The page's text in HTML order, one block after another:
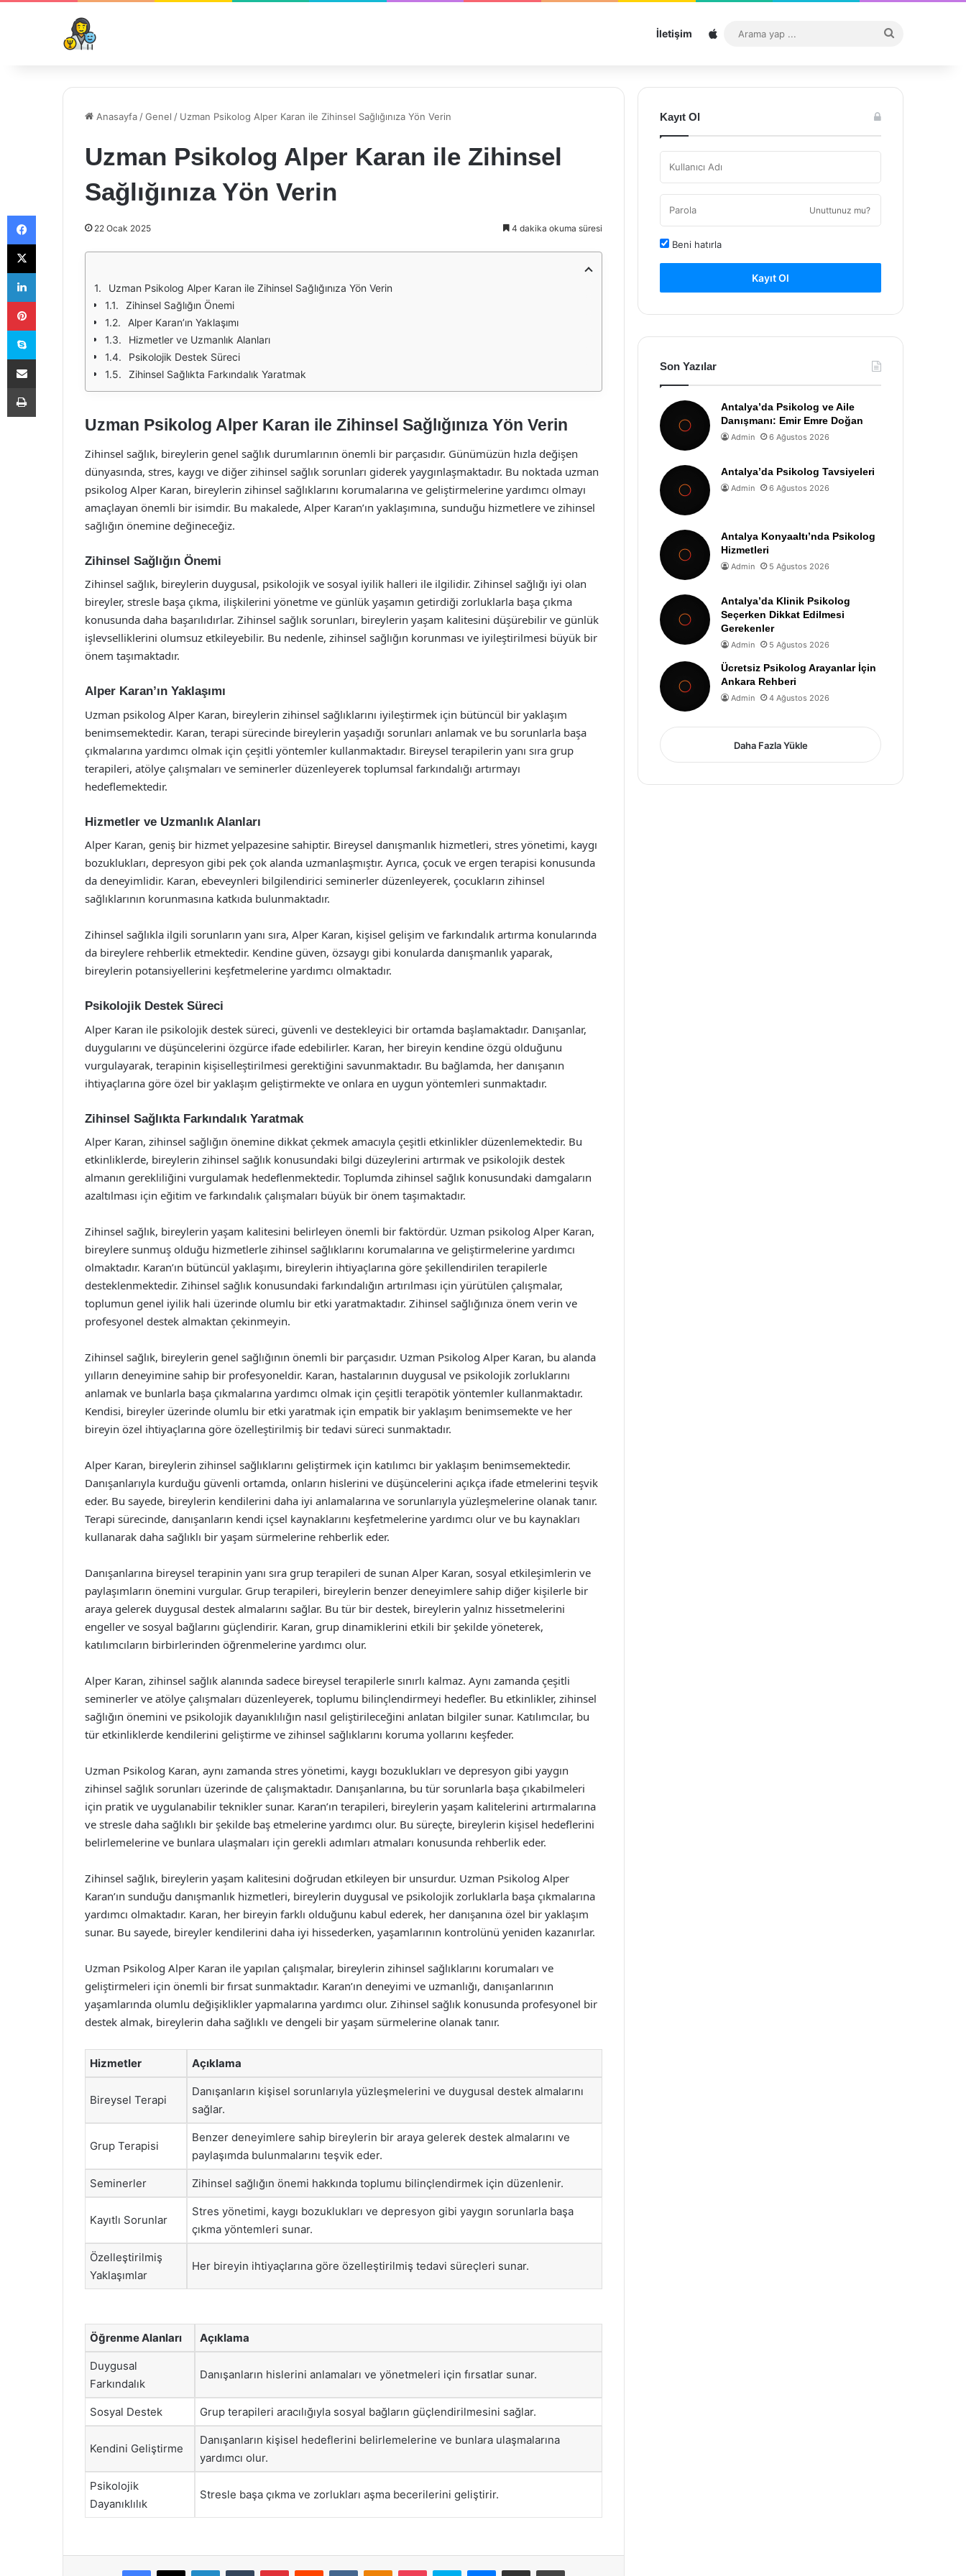
İletişim Sitemap
...
Anasayfa /Genel / Uzman Psikolog Alper Karan ile Zihinsel Sağlığınıza Yön Verin
Uzman Psikolog Alper Karan ile Zihinsel
Sağlığınıza Yön Verin
22 Ocak 2025 4 dakika okuma süresi
Uzman Psikolog Alper Karan ile Zihinsel Sağlığınıza Yön Verin
Zihinsel Sağlığın Önemi
Alper Karan’ın Yaklaşımı
Hizmetler ve Uzmanlık Alanları
Psikolojik Destek Süreci
Zihinsel Sağlıkta Farkındalık Yaratmak
Uzman Psikolog Alper Karan ile Zihinsel Sağlığınıza Yön Verin
Zihinsel sağlık, bireylerin genel sağlık durumlarının önemli bir parçasıdır. Günümüzün hızla değişen
dünyasında, stres, kaygı ve diğer zihinsel sağlık sorunları giderek yaygınlaşmaktadır. Bu noktada uzman
psikolog Alper Karan, bireylerin zihinsel sağlıklarını korumalarına ve geliştirmelerine yardımcı olmayı
amaçlayan önemli bir isimdir. Bu makalede, Alper Karan’ın yaklaşımına, sunduğu hizmetlere ve zihinsel
sağlığın önemine değineceğiz.
Zihinsel Sağlığın Önemi
Zihinsel sağlık, bireylerin duygusal, psikolojik ve sosyal iyilik halleri ile ilgilidir. Zihinsel sağlığı iyi olan
bireyler, stresle başa çıkma, ilişkilerini yönetme ve günlük yaşamın getirdiği zorluklarla başa çıkma
konusunda daha başarılıdırlar. Zihinsel sağlık sorunları, bireylerin yaşam kalitesini düşürebilir ve günlük
işlevselliklerini olumsuz etkileyebilir. Bu nedenle, zihinsel sağlığın korunması ve iyileştirilmesi büyük bir
önem taşımaktadır.
Alper Karan’ın Yaklaşımı
Uzman psikolog Alper Karan, bireylerin zihinsel sağlıklarını iyileştirmek için bütüncül bir yaklaşım
benimsemektedir. Karan, terapi sürecinde bireylerin yaşadığı sorunları anlamak ve bu sorunlarla başa
çıkmalarına yardımcı olmak için çeşitli yöntemler kullanmaktadır. Bireysel terapilerin yanı sıra grup
terapileri, atölye çalışmaları ve seminerler düzenleyerek toplumsal farkındalığı artırmayı
hedeflemektedir.
Hizmetler ve Uzmanlık Alanları
Alper Karan, geniş bir hizmet yelpazesine sahiptir. Bireysel danışmanlık hizmetleri, stres yönetimi, kaygı
bozuklukları, depresyon gibi pek çok alanda uzmanlaşmıştır. Ayrıca, çocuk ve ergen terapisi konusunda
da deneyimlidir. Karan, ebeveynleri bilgilendirici seminerler düzenleyerek, çocukların zihinsel
sağlıklarının korunmasına katkıda bulunmaktadır.
Zihinsel sağlıkla ilgili sorunların yanı sıra, Alper Karan, kişisel gelişim ve farkındalık artırma konularında
da bireylere rehberlik etmektedir. Kendine güven, özsaygı gibi konularda danışmanlık yaparak,
bireylerin potansiyellerini keşfetmelerine yardımcı olmaktadır.
Psikolojik Destek Süreci
Alper Karan ile psikolojik destek süreci, güvenli ve destekleyici bir ortamda başlamaktadır. Danışanlar,
duygularını ve düşüncelerini özgürce ifade edebilirler. Karan, her bireyin kendine özgü olduğunu
vurgulayarak, terapinin kişiselleştirilmesi gerektiğini savunmaktadır. Bu bağlamda, her danışanın
ihtiyaçlarına göre özel bir yaklaşım geliştirmekte ve onlara en uygun yöntemleri sunmaktadır.
Zihinsel Sağlıkta Farkındalık Yaratmak
Alper Karan, zihinsel sağlığın önemine dikkat çekmek amacıyla çeşitli etkinlikler düzenlemektedir. Bu
etkinliklerde, bireylerin zihinsel sağlık konusundaki bilgi düzeylerini artırmak ve psikolojik destek
almanın gerekliliğini vurgulamak hedeflenmektedir. Toplumda zihinsel sağlık konusundaki damgaların
azaltılması için eğitim ve farkındalık çalışmaları büyük bir önem taşımaktadır.
Zihinsel sağlık, bireylerin yaşam kalitesini belirleyen önemli bir faktördür. Uzman psikolog Alper Karan,
bireylere sunmuş olduğu hizmetlerle zihinsel sağlıklarını korumalarına ve geliştirmelerine yardımcı
olmaktadır. Karan’ın bütüncül yaklaşımı, bireylerin ihtiyaçlarına göre şekillendirilen terapilerle
desteklenmektedir. Zihinsel sağlık konusundaki farkındalığın artırılması için yürütülen çalışmalar,
toplumun genel iyilik hali üzerinde olumlu bir etki yaratmaktadır. Zihinsel sağlığınıza önem verin ve
profesyonel destek almaktan çekinmeyin.
Zihinsel sağlık, bireylerin genel sağlığının önemli bir parçasıdır. Uzman Psikolog Alper Karan, bu alanda
yılların deneyimine sahip bir profesyoneldir. Karan, hastalarının duygusal ve psikolojik zorluklarını
anlamak ve bunlarla başa çıkmalarına yardımcı olmak için çeşitli terapötik yöntemler kullanmaktadır.
Kendisi, bireyler üzerinde olumlu bir etki yaratmak için empatik bir yaklaşım benimsemekte ve her
bireyin özel ihtiyaçlarına göre özelleştirilmiş bir tedavi süreci sunmaktadır.
Alper Karan, bireylerin zihinsel sağlıklarını geliştirmek için katılımcı bir yaklaşım benimsemektedir.
Danışanlarıyla kurduğu güvenli ortamda, onların hislerini ve düşüncelerini açıkça ifade etmelerini teşvik
eder. Bu sayede, bireylerin kendilerini daha iyi anlamalarına ve sorunlarıyla yüzleşmelerine olanak tanır.
Terapi sürecinde, danışanların kendi içsel kaynaklarını keşfetmelerine yardımcı olur ve bu kaynakları
kullanarak daha sağlıklı bir yaşam sürmelerine rehberlik eder.
Danışanlarına bireysel terapinin yanı sıra grup terapileri de sunan Alper Karan, sosyal etkileşimlerin ve
paylaşımların önemini vurgular. Grup terapileri, bireylerin benzer deneyimlere sahip diğer kişilerle bir
araya gelerek duygusal destek almalarını sağlar. Bu tür bir destek, bireylerin yalnız hissetmelerini
engeller ve sosyal bağlarını güçlendirir. Karan, grup dinamiklerini etkili bir şekilde yöneterek,
katılımcıların birbirlerinden öğrenmelerine yardımcı olur.
Alper Karan, zihinsel sağlık alanında sadece bireysel terapilerle sınırlı kalmaz. Aynı zamanda çeşitli
seminerler ve atölye çalışmaları düzenleyerek, toplumu bilinçlendirmeyi hedefler. Bu etkinlikler, zihinsel
sağlığın önemini ve psikolojik dayanıklılığın nasıl geliştirileceğini anlatan bilgiler sunar. Katılımcılar, bu
tür etkinliklerde kendilerini geliştirme ve zihinsel sağlıklarını koruma yollarını keşfeder.
Uzman Psikolog Karan, aynı zamanda stres yönetimi, kaygı bozuklukları ve depresyon gibi yaygın
zihinsel sağlık sorunları üzerinde de çalışmaktadır. Danışanlarına, bu tür sorunlarla başa çıkabilmeleri
için pratik ve uygulanabilir teknikler sunar. Karan’ın terapileri, bireylerin yaşam kalitelerini artırmalarına
ve stresle daha sağlıklı bir şekilde baş etmelerine yardımcı olur. Bu süreçte, bireylerin kişisel hedeflerini
belirlemelerine ve bunlara ulaşmaları için gerekli adımları atmaları konusunda rehberlik eder.
Zihinsel sağlık, bireylerin yaşam kalitesini doğrudan etkileyen bir unsurdur. Uzman Psikolog Alper
Karan’ın sunduğu danışmanlık hizmetleri, bireylerin duygusal ve psikolojik zorluklarla başa çıkmalarına
yardımcı olmaktadır. Karan, her bireyin farklı olduğunu kabul ederek, her danışanına özel bir yaklaşım
sunar. Bu sayede, bireyler kendilerini daha iyi hissederken, yaşamlarının kontrolünü yeniden kazanırlar.
Uzman Psikolog Alper Karan ile yapılan çalışmalar, bireylerin zihinsel sağlıklarını korumaları ve
geliştirmeleri için önemli bir fırsat sunmaktadır. Karan’ın deneyimi ve uzmanlığı, danışanlarının
yaşamlarında olumlu değişiklikler yapmalarına yardımcı olur. Zihinsel sağlık konusunda profesyonel bir
destek almak, bireylerin daha sağlıklı ve dengeli bir yaşam sürmelerine olanak tanır.
Hizmetler Açıklama
Bireysel Terapi
Danışanların kişisel sorunlarıyla yüzleşmelerini ve duygusal destek almalarını
sağlar.
Grup Terapisi
Benzer deneyimlere sahip bireylerin bir araya gelerek destek almalarını ve
paylaşımda bulunmalarını teşvik eder.
Seminerler Zihinsel sağlığın önemi hakkında toplumu bilinçlendirmek için düzenlenir.
Kayıtlı Sorunlar
Stres yönetimi, kaygı bozuklukları ve depresyon gibi yaygın sorunlarla başa
çıkma yöntemleri sunar.
Özelleştirilmiş
Yaklaşımlar
Her bireyin ihtiyaçlarına göre özelleştirilmiş tedavi süreçleri sunar.
Öğrenme Alanları Açıklama
Duygusal
Farkındalık
Danışanların hislerini anlamaları ve yönetmeleri için fırsatlar sunar.
Sosyal Destek Grup terapileri aracılığıyla sosyal bağların güçlendirilmesini sağlar.
Kendini Geliştirme
Danışanların kişisel hedeflerini belirlemelerine ve bunlara ulaşmalarına
yardımcı olur.
Psikolojik
Dayanıklılık
Stresle başa çıkma ve zorlukları aşma becerilerini geliştirir.
Facebook
X LinkedInTumblr PinterestReddit VKontakteOdnoklassniki
Pocket Skype Messenger
E-Posta ile paylaş Yazdır
Kayıt Ol
Unuttunuz mu?
Beni hatırla
Kayıt Ol
Son Yazılar
Antalya’da Psikolog ve Aile
Danışmanı: Emir Emre Doğan
Admin 6 Ağustos 2026
Antalya’da Psikolog Tavsiyeleri
Admin 6 Ağustos 2026
Antalya Konyaaltı’nda Psikolog
Hizmetleri
Admin 5 Ağustos 2026
Antalya’da Klinik Psikolog
Seçerken Dikkat Edilmesi
Gerekenler
Admin 5 Ağustos 2026
Ücretsiz Psikolog Arayanlar İçin
Ankara Rehberi
Admin 4 Ağustos 2026
Daha Fazla Yükle
Facebook
X
LinkedIn
Pinterest
Skype
E-Posta ile paylaş